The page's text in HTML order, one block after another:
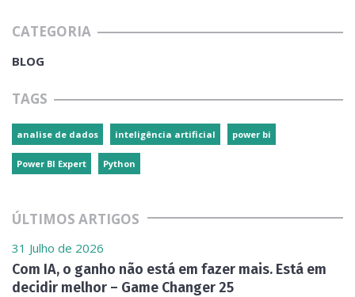
CATEGORIA
BLOG
TAGS
analise de dados inteligência artificial power bi
Power BI Expert Python
ÚLTIMOS ARTIGOS
31 Julho de 2026
Com IA, o ganho não está em fazer mais. Está em
decidir melhor – Game Changer 25